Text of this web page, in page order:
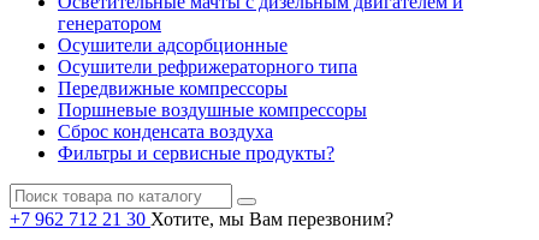
генератором
Осушители адсорбционные
Осушители рефрижераторного типа
Передвижные компрессоры
Поршневые воздушные компрессоры
Сброс конденсата воздуха
Фильтры и сервисные продукты?
+7 962 712 21 30 Хотите, мы Вам перезвоним?